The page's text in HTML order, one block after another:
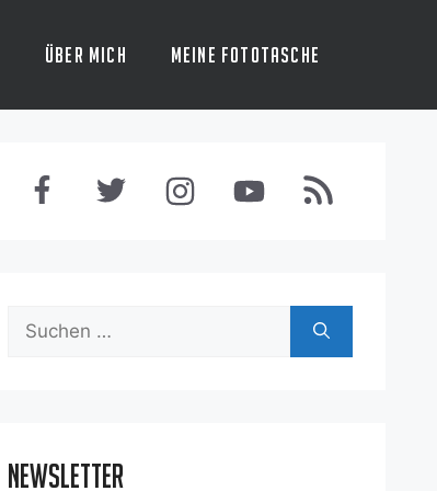
Über mich Meine Fototasche
Suchen
Newsletter